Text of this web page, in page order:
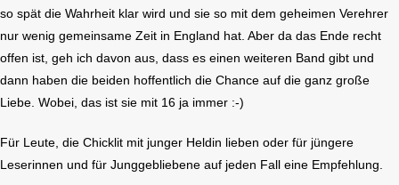
so spät die Wahrheit klar wird und sie so mit dem geheimen Verehrer
nur wenig gemeinsame Zeit in England hat. Aber da das Ende recht
offen ist, geh ich davon aus, dass es einen weiteren Band gibt und
dann haben die beiden hoffentlich die Chance auf die ganz große
Liebe. Wobei, das ist sie mit 16 ja immer :-)
Für Leute, die Chicklit mit junger Heldin lieben oder für jüngere
Leserinnen und für Junggebliebene auf jeden Fall eine Empfehlung.